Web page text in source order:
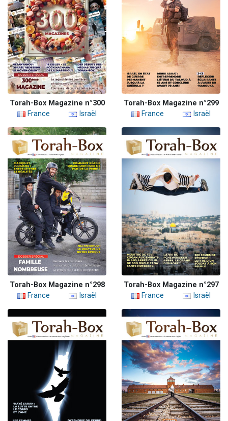
Torah-Box Magazine n°300
France
Israël
Torah-Box Magazine n°299
France
Israël
Torah-Box Magazine n°298
France
Israël
Torah-Box Magazine n°297
France
Israël